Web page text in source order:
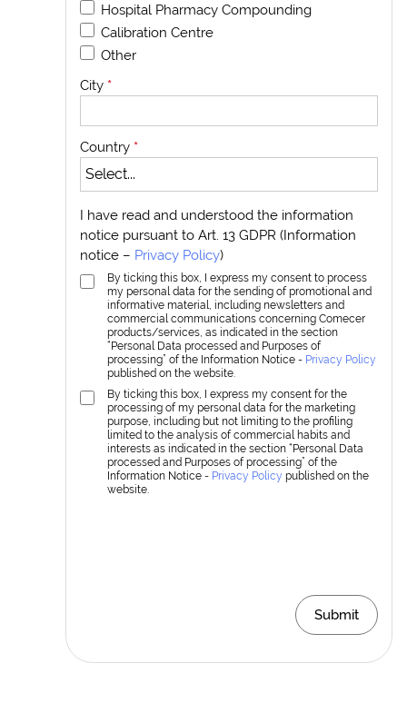
Hospital Pharmacy Compounding
Calibration Centre
Other
City *
Country *
I have read and understood the information
notice pursuant to Art. 13 GDPR (Information
notice – Privacy Policy)
By ticking this box, I express my consent to process
my personal data for the sending of promotional and
informative material, including newsletters and
commercial communications concerning Comecer
products/services, as indicated in the section
“Personal Data processed and Purposes of
processing” of the Information Notice - Privacy Policy
published on the website.
By ticking this box, I express my consent for the
processing of my personal data for the marketing
purpose, including but not limiting to the profiling
limited to the analysis of commercial habits and
interests as indicated in the section “Personal Data
processed and Purposes of processing” of the
Information Notice - Privacy Policy published on the
website.
Submit